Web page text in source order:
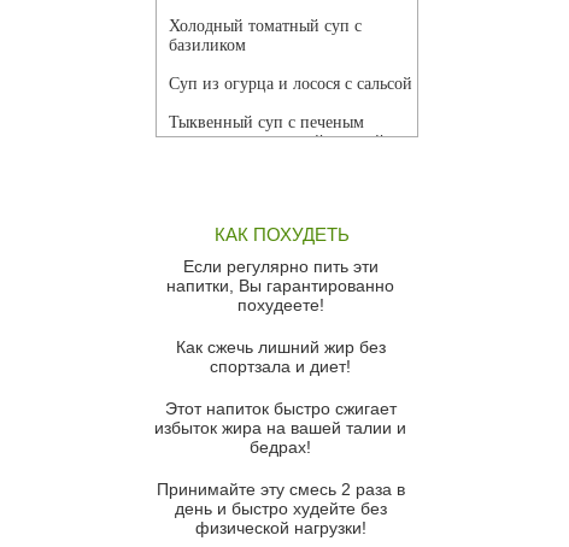
Холодный томатный суп с
базиликом
Суп из огурца и лосося с сальсой
Тыквенный суп с печеным
чесноком и томатной сальсой
красного перца
Парижский луковый суп
Суп из спаржи и горошка с
Суп-крем из цветной капусты
Французский луковый суп
Суп из баклажанов с моцареллой
Грибной крем-суп с кростини с
козьим сыром
КАК ПОХУДЕТЬ
Если регулярно пить эти
напитки, Вы гарантированно
похудеете!
Как сжечь лишний жир без
спортзала и диет!
Этот напиток быстро сжигает
избыток жира на вашей талии и
бедрах!
Принимайте эту смесь 2 раза в
день и быстро худейте без
физической нагрузки!